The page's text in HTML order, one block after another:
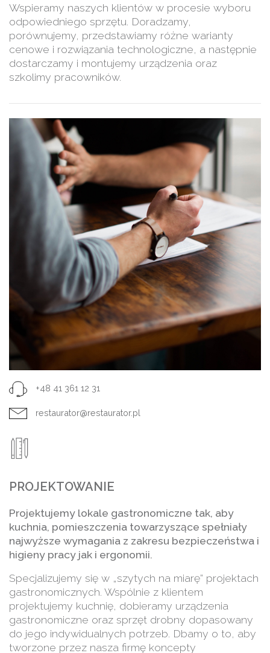
Wspieramy naszych klientów w procesie wyboru
odpowiedniego sprzętu. Doradzamy,
porównujemy, przedstawiamy różne warianty
cenowe i rozwiązania technologiczne, a następnie
dostarczamy i montujemy urządzenia oraz
szkolimy pracowników.
+48 41 361 12 31
restaurator@restaurator.pl
PROJEKTOWANIE
Projektujemy lokale gastronomiczne tak, aby
kuchnia, pomieszczenia towarzyszące spełniały
najwyższe wymagania z zakresu bezpieczeństwa i
higieny pracy jak i ergonomii.
Specjalizujemy się w „szytych na miarę” projektach
gastronomicznych. Wspólnie z klientem
projektujemy kuchnię, dobieramy urządzenia
gastronomiczne oraz sprzęt drobny dopasowany
do jego indywidualnych potrzeb. Dbamy o to, aby
tworzone przez nasza firmę koncepty